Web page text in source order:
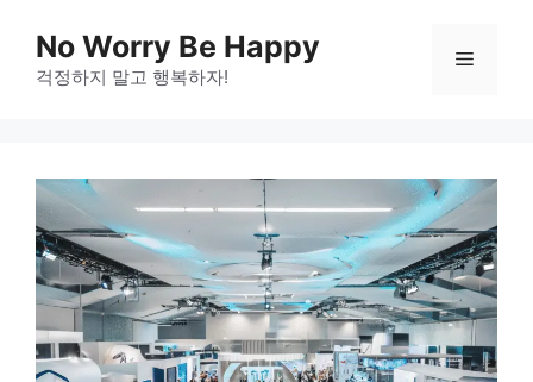
content
No Worry Be Happy
걱정하지 말고 행복하자!
Menu